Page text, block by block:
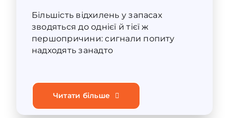
Більшість відхилень у запасах
зводяться до однієї й тієї ж
першопричини: сигнали попиту
надходять занадто
Читати більше